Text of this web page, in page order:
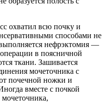
охватил всю почку и
способами не
нефрэктомия —
в поясничной
ткани. Зашивается
мочеточника с
почечной ножки и
вместе с почкой
мочеточника,